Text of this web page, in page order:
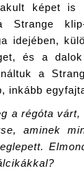
képet is
idejében,
és a
a
inkább
a régóta
aminek